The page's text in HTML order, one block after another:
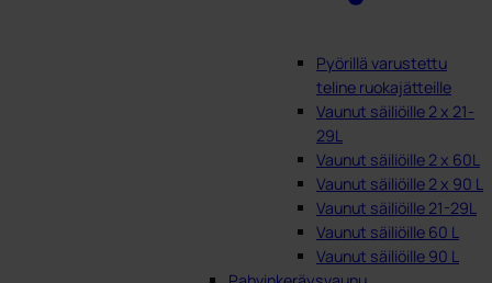
Pyörillä varustettu
teline ruokajätteille
Vaunut säiliöille 2 x 21-
29L
Vaunut säiliöille 2 x 60L
Vaunut säiliöille 2 x 90 L
Vaunut säiliöille 21-29L
Vaunut säiliöille 60 L
Vaunut säiliöille 90 L